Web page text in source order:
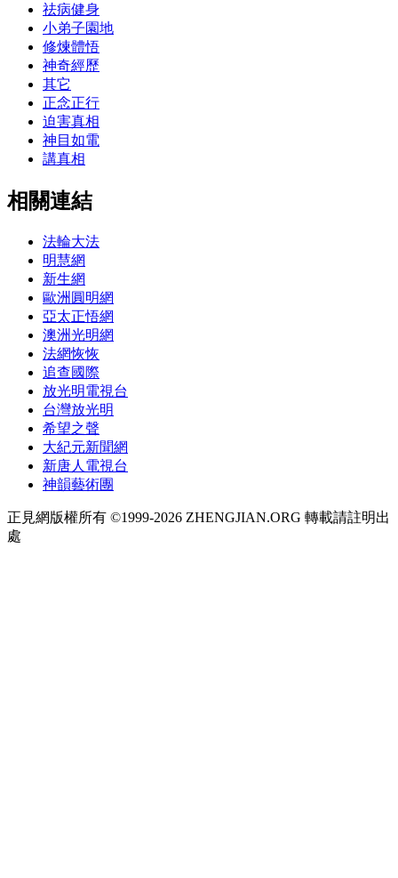
祛病健身
小弟子園地
修煉體悟
神奇經歷
其它
正念正行
迫害真相
神目如電
講真相
相關連結
法輪大法
明慧網
新生網
歐洲圓明網
亞太正悟網
澳洲光明網
法網恢恢
追查國際
放光明電視台
台灣放光明
希望之聲
大紀元新聞網
新唐人電視台
神韻藝術團
正見網版權所有 ©1999-2026 ZHENGJIAN.ORG 轉載請註明出
處